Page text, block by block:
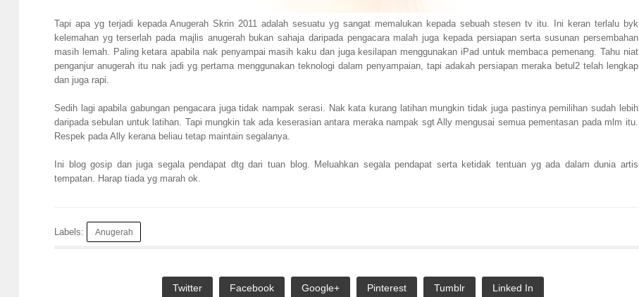
Tapi apa yg terjadi kepada Anugerah Skrin 2011 adalah sesuatu yg sangat memalukan kepada sebuah stesen tv itu. Ini keran terlalu byk
kelemahan yg terserlah pada majlis anugerah bukan sahaja daripada pengacara malah juga kepada persiapan serta susunan persembahan
masih lemah. Paling ketara apabila nak penyampai masih kaku dan juga kesilapan menggunakan iPad untuk membaca pemenang. Tahu niat
penganjur anugerah itu nak jadi yg pertama menggunakan teknologi dalam penyampaian, tapi adakah persiapan meraka betul2 telah lengkap
dan juga rapi.
Sedih lagi apabila gabungan pengacara juga tidak nampak serasi. Nak kata kurang latihan mungkin tidak juga pastinya pemilihan sudah lebih
daripada sebulan untuk latihan. Tapi mungkin tak ada keserasian antara meraka nampak sgt Ally mengusai semua pementasan pada mlm itu.
Respek pada Ally kerana beliau tetap maintain segalanya.
Ini blog gosip dan juga segala pendapat dtg dari tuan blog. Meluahkan segala pendapat serta ketidak tentuan yg ada dalam dunia artis
tempatan. Harap tiada yg marah ok.
Labels: Anugerah
Twitter Facebook Google+ Pinterest Tumblr Linked In